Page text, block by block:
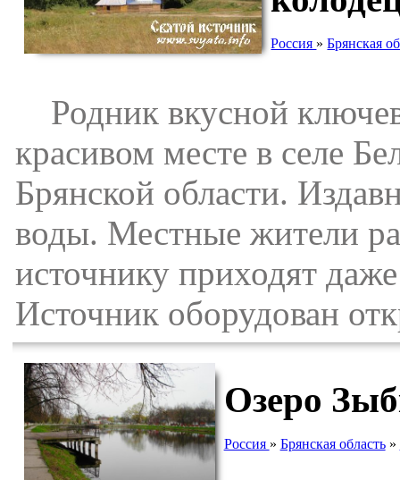
Россия »Брянская
Родник вкусной
красивом месте в селе
Брянской области.
воды. Местные жители
источнику приходят
Источник оборудован
Озеро
Россия » Брянская область»